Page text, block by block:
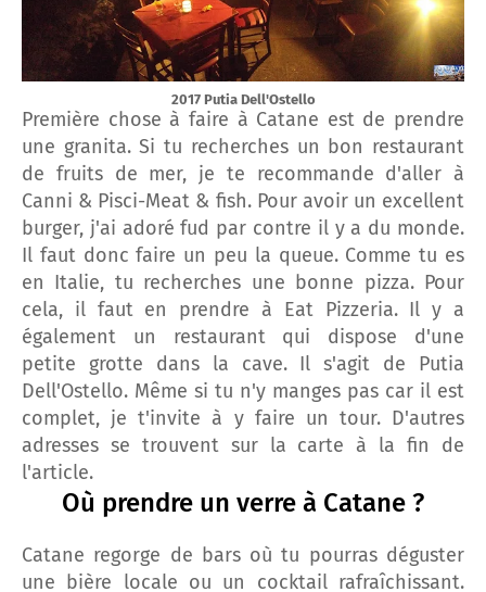
2017 Putia Dell'Ostello
Première chose à faire à Catane est de prendre
une granita. Si tu recherches un bon restaurant
de fruits de mer, je te recommande d'aller à
Canni & Pisci-Meat & fish. Pour avoir un excellent
burger, j'ai adoré fud par contre il y a du monde.
Il faut donc faire un peu la queue. Comme tu es
en Italie, tu recherches une bonne pizza. Pour
cela, il faut en prendre à Eat Pizzeria. Il y a
également un restaurant qui dispose d'une
petite grotte dans la cave. Il s'agit de Putia
Dell'Ostello. Même si tu n'y manges pas car il est
complet, je t'invite à y faire un tour. D'autres
adresses se trouvent sur la carte à la fin de
l'article.
Où prendre un verre à Catane ?
Catane regorge de bars où tu pourras déguster
une bière locale ou un cocktail rafraîchissant.